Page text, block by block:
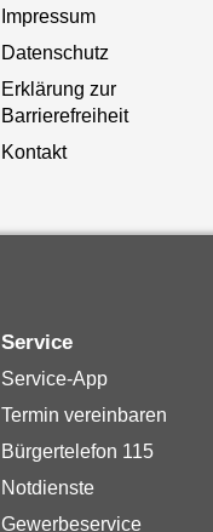
Impressum
Datenschutz
Erklärung zur
Barrierefreiheit
Kontakt
Service
Service-App
Termin vereinbaren
Bürgertelefon 115
Notdienste
Gewerbeservice